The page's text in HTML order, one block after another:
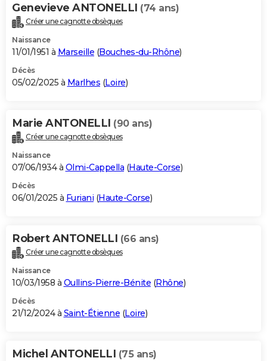
Genevieve ANTONELLI (74 ans)
Créer une cagnotte obsèques
Naissance
11/01/1951 à Marseille (Bouches-du-Rhône)
Décès
05/02/2025 à Marlhes (Loire)
Marie ANTONELLI (90 ans)
Créer une cagnotte obsèques
Naissance
07/06/1934 à Olmi-Cappella (Haute-Corse)
Décès
06/01/2025 à Furiani (Haute-Corse)
Robert ANTONELLI (66 ans)
Créer une cagnotte obsèques
Naissance
10/03/1958 à Oullins-Pierre-Bénite (Rhône)
Décès
21/12/2024 à Saint-Étienne (Loire)
Michel ANTONELLI (75 ans)